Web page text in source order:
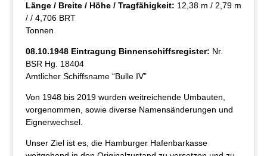
Länge / Breite / Höhe / Tragfähigkeit: 12,38 m / 2,79 m
/ / 4,706 BRT
Tonnen
08.10.1948 Eintragung Binnenschiffsregister: Nr.
BSR Hg. 18404
Amtlicher Schiffsname “Bulle IV”
Von 1948 bis 2019 wurden weitreichende Umbauten,
vorgenommen, sowie diverse Namensänderungen und
Eignerwechsel.
Unser Ziel ist es, die Hamburger Hafenbarkasse